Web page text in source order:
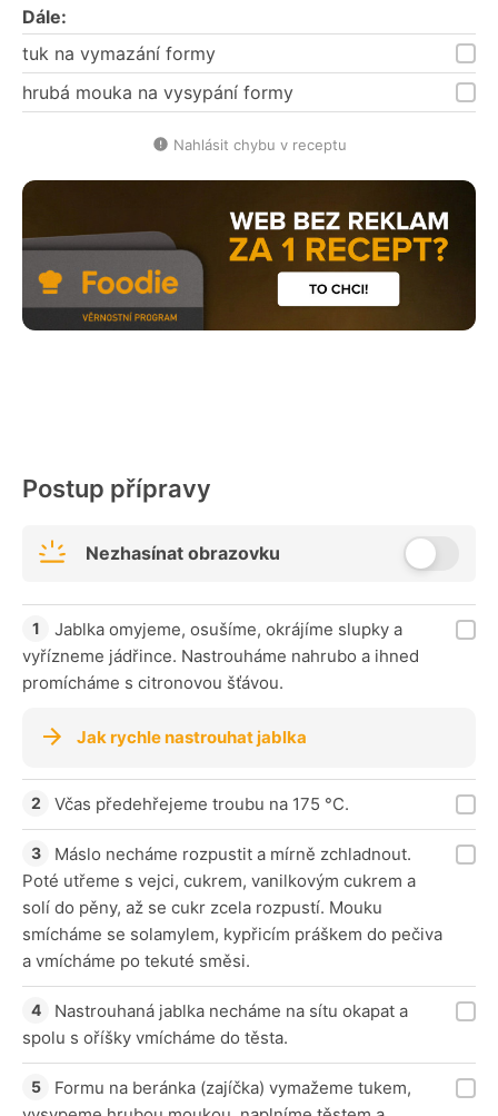
Dále:
tuk na vymazání formy
hrubá mouka na vysypání formy
Nahlásit chybu v receptu
Postup přípravy
Nezhasínat obrazovku
Jablka omyjeme, osušíme, okrájíme slupky a
vyřízneme jádřince. Nastrouháme nahrubo a ihned
promícháme s citronovou šťávou.
Jak rychle nastrouhat jablka
Včas předehřejeme troubu na 175 °C.
Máslo necháme rozpustit a mírně zchladnout.
Poté utřeme s vejci, cukrem, vanilkovým cukrem a
solí do pěny, až se cukr zcela rozpustí. Mouku
smícháme se solamylem, kypřicím práškem do pečiva
a vmícháme po tekuté směsi.
Nastrouhaná jablka necháme na sítu okapat a
spolu s oříšky vmícháme do těsta.
Formu na beránka (zajíčka) vymažeme tukem,